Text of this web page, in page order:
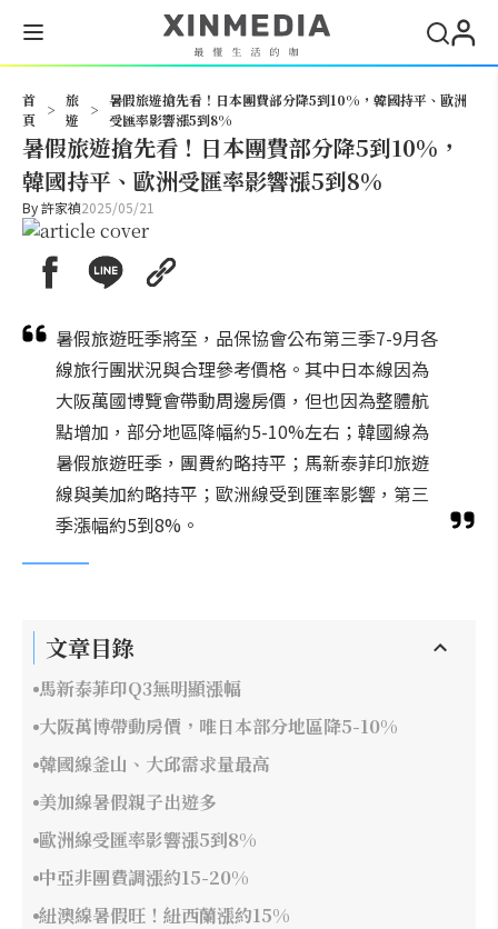
首
頁
>
旅
遊
>
暑假旅遊搶先看！日本團費部分降5到10%，韓國持平、歐洲
受匯率影響漲5到8%
暑假旅遊搶先看！日本團費部分降5到10%，
韓國持平、歐洲受匯率影響漲5到8%
By許家禎2025/05/21
暑假旅遊旺季將至，品保協會公布第三季7-9月各
線旅行團狀況與合理參考價格。其中日本線因為
大阪萬國博覽會帶動周邊房價，但也因為整體航
點增加，部分地區降幅約5-10%左右；韓國線為
暑假旅遊旺季，團費約略持平；馬新泰菲印旅遊
線與美加約略持平；歐洲線受到匯率影響，第三
季漲幅約5到8%。
文章目錄
馬新泰菲印Q3無明顯漲幅
大阪萬博帶動房價，唯日本部分地區降5-10%
韓國線釜山、大邱需求量最高
美加線暑假親子出遊多
歐洲線受匯率影響漲5到8%
中亞非團費調漲約15-20%
紐澳線暑假旺！紐西蘭漲約15%